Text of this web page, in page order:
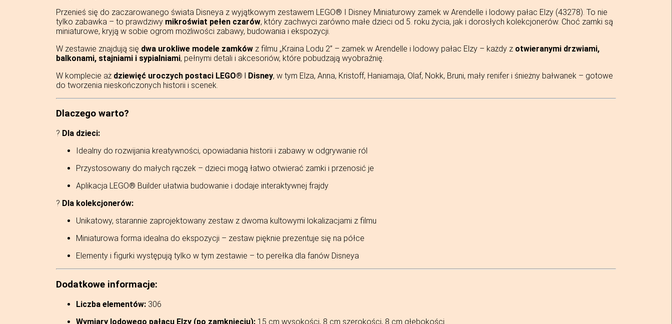
Przenieś się do zaczarowanego świata Disneya z wyjątkowym zestawem LEGO® ǀ Disney Miniaturowy zamek w Arendelle i lodowy pałac Elzy (43278). To nie
tylko zabawka – to prawdziwy mikroświat pełen czarów, który zachwyci zarówno małe dzieci od 5. roku życia, jak i dorosłych kolekcjonerów. Choć zamki są
miniaturowe, kryją w sobie ogrom możliwości zabawy, budowania i ekspozycji.
W zestawie znajdują się dwa urokliwe modele zamków z filmu „Kraina Lodu 2” – zamek w Arendelle i lodowy pałac Elzy – każdy z otwieranymi drzwiami,
balkonami, stajniami i sypialniami, pełnymi detali i akcesoriów, które pobudzają wyobraźnię.
W komplecie aż dziewięć uroczych postaci LEGO® ǀ Disney, w tym Elza, Anna, Kristoff, Haniamaja, Olaf, Nokk, Bruni, mały renifer i śnieżny bałwanek – gotowe
do tworzenia nieskończonych historii i scenek.
Dlaczego warto?
? Dla dzieci:
Idealny do rozwijania kreatywności, opowiadania historii i zabawy w odgrywanie ról
Przystosowany do małych rączek – dzieci mogą łatwo otwierać zamki i przenosić je
Aplikacja LEGO® Builder ułatwia budowanie i dodaje interaktywnej frajdy
? Dla kolekcjonerów:
Unikatowy, starannie zaprojektowany zestaw z dwoma kultowymi lokalizacjami z filmu
Miniaturowa forma idealna do ekspozycji – zestaw pięknie prezentuje się na półce
Elementy i figurki występują tylko w tym zestawie – to perełka dla fanów Disneya
Dodatkowe informacje:
Liczba elementów: 306
Wymiary lodowego pałacu Elzy (po zamknięciu): 15 cm wysokości, 8 cm szerokości, 8 cm głębokości